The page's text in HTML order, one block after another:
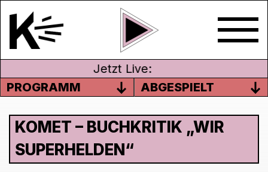
Jetzt Live:
PROGRAMM
ABGESPIELT
KOMET – BUCHKRITIK „WIR
SUPERHELDEN“